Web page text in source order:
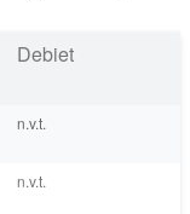
Debiet
n.v.t.
n.v.t.